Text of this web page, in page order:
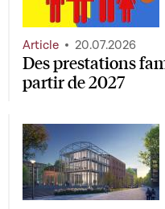
Des prestations
partir de 2027
Article 20.07.2026